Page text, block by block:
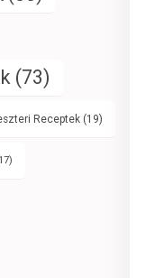
(73)
Receptek (19)